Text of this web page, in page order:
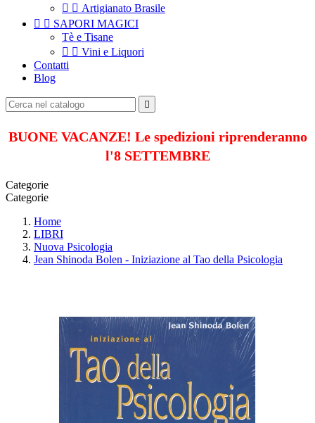
  Artigianato Brasile
  SAPORI MAGICI
Tè e Tisane
  Vini e Liquori
Contatti
Blog

BUONE VACANZE! Le spedizioni riprenderanno
l'8 SETTEMBRE
Categorie
Categorie
Home
LIBRI
Nuova Psicologia
Jean Shinoda Bolen - Iniziazione al Tao della Psicologia